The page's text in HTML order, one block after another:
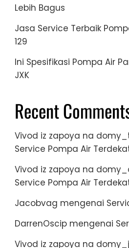
Lebih Bagus
Jasa Service Terbaik
129
Ini Spesifikasi Pompa Air
JXK
Recent
Vivod iz zapoya na
Service Pompa Air
Vivod iz zapoya na
Service Pompa Air
Jacobvag mengenai
DarrenOscip mengenai
Vivod iz zapoya na